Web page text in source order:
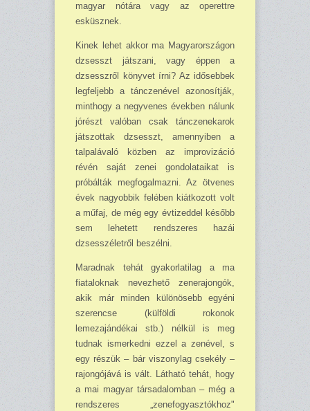
magyar nó­tára vagy az operettre
esküsznek.
Kinek lehet akkor ma Magyarországon
dzsesszt játszani, vagy éppen a
dzsesszről köny­vet írni? Az idősebbek
legfeljebb a tánczenével azonosítják,
minthogy a negy­venes években nálunk
jórészt valóban csak tánczenekarok
játszottak dzsesszt, amennyi­ben a
talpalávaló közben az improvizáció
révén saját zenei gondolataikat is
próbálták megfogalmazni. Az ötvenes
évek nagyobbik felében kiátkozott volt
a műfaj, de még egy évtizeddel később
sem lehetett rendszeres hazái
dzsesszéletről beszélni.
Maradnak tehát gyakorlatilag a ma
fiata­loknak nevezhető zenerajongók,
akik már minden különösebb egyéni
szerencse (külföl­di rokonok
lemezajándékai stb.) nélkül is meg
tudnak ismerkedni ezzel a zenével, s
egy részük – bár viszonylag csekély –
ra­jongójává is vált. Lát­ható tehát, hogy
a mai magyar társadalomban – még a
rendszeres „zenefogyasztókhoz"